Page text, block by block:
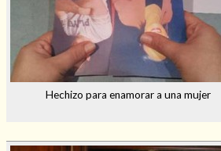
Hechizo para enamorar a una mujer